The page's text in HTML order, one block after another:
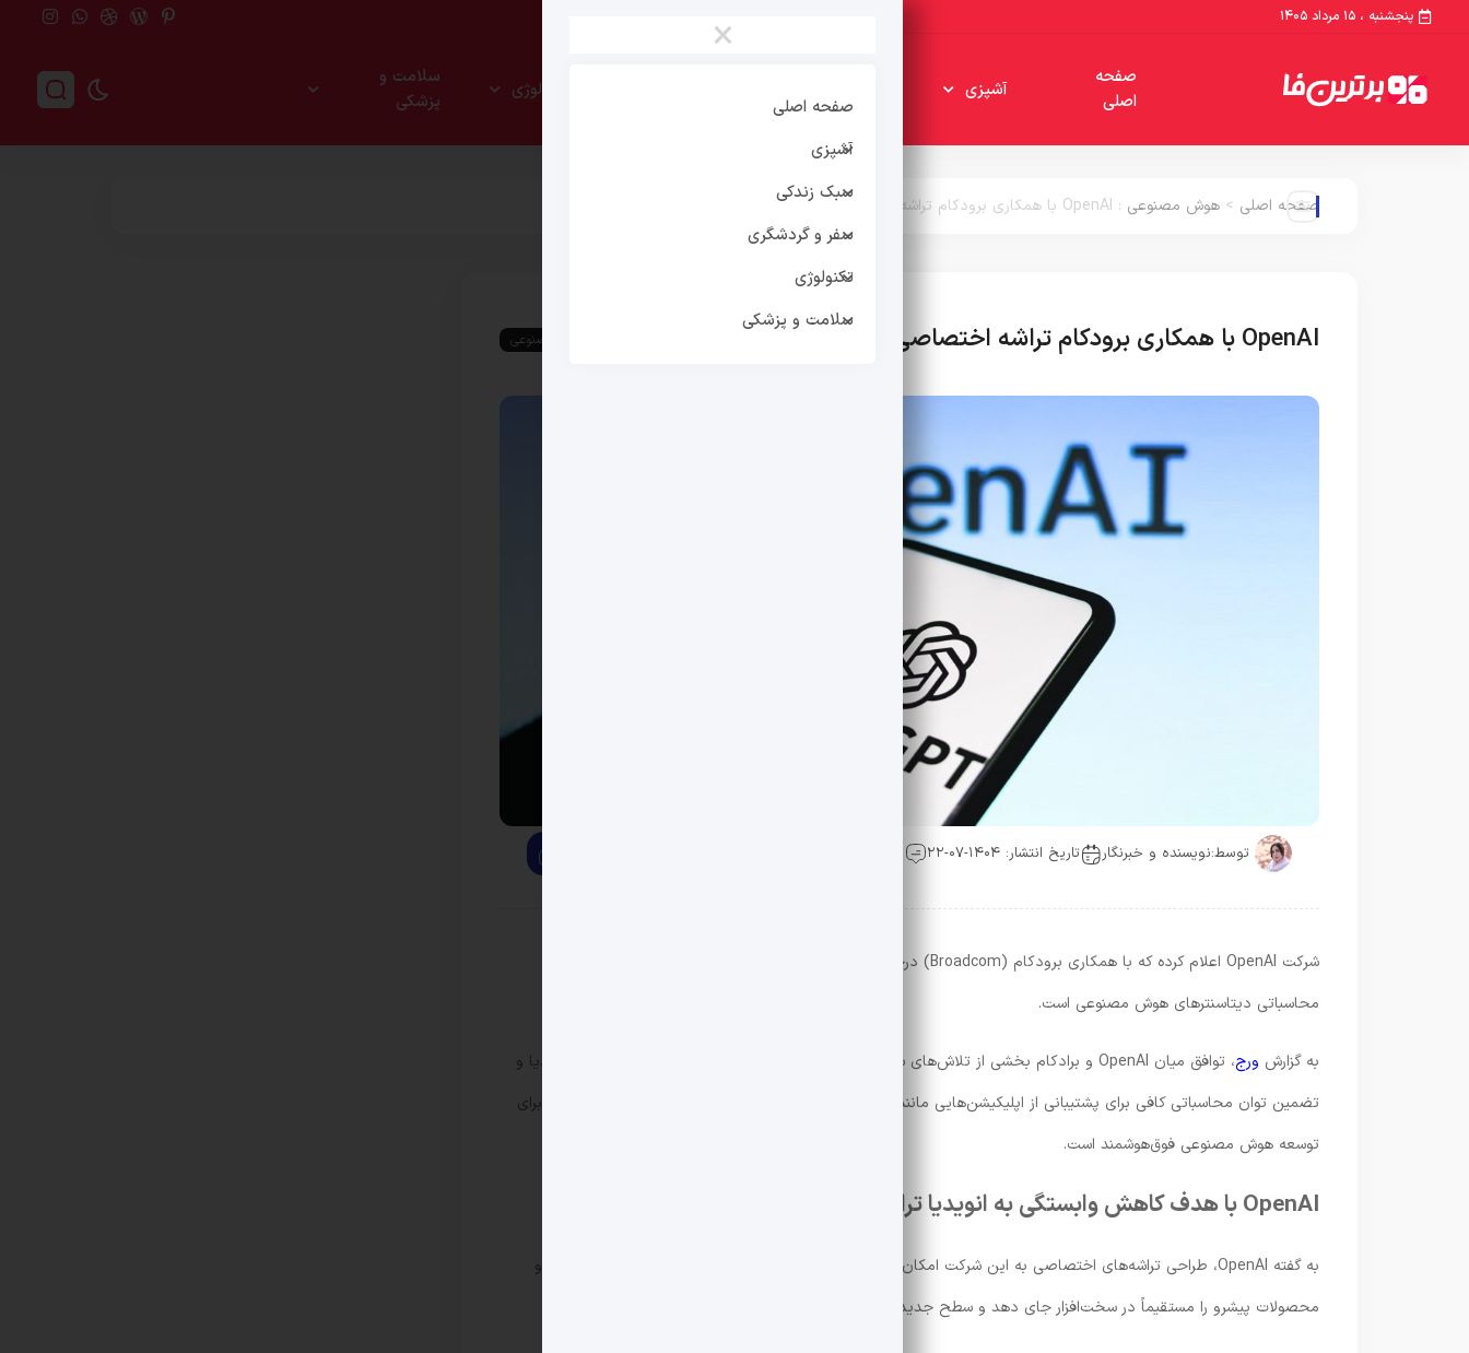
پنجشنبه ، ۱۵ مرداد ۱۴۰۵
صفحه
اصلی
آشپزی تکنولوژی
سلامت و
پزشکی
×
صفحه اصلی
آشپزی
سبک زندکی
سفر و گردشگری
تکنولوژی
سلامت و پزشکی
صفحه اصلی > هوش مصنوعی : OpenAI با همکاری برودکام تراشه اختصاصی هوش مصنوعی می‌سازد
OpenAI با همکاری برودکام تراشه اختصاصی هوش مصنوعی می‌سازد هوش مصنوعی
توسط:نویسنده و خبرنگار تاریخ انتشار: ۱۴۰۴-۰۷-۲۲
شرکت OpenAI اعلام کرده که با همکاری برودکام (Broadcom) درحال توسعه تراشه‌های اختصاصی خود برای تأمین توان
محاسباتی دیتاسنترهای هوش مصنوعی است.
به گزارش ورج
، توافق میان OpenAI و برادکام بخشی از تلاش‌های سازنده ChatGPT برای کاهش وابستگی به تراشه‌های انویدیا و
تضمین توان محاسباتی کافی برای پشتیبانی از اپلیکیشن‌هایی مانند ChatGPT و Sora و همچنین تحقق مأموریت OpenAI برای
توسعه هوش مصنوعی فوق‌هوشمند است.
OpenAI با هدف کاهش وابستگی به انویدیا تراشه اختصاصی می‌سازد
به گفته OpenAI، طراحی تراشه‌های اختصاصی به این شرکت امکان می‌دهد تا دانش و تجربه به‌دست‌آمده از توسعه مدل‌ها و
محصولات پیشرو را مستقیماً در سخت‌افزار جای دهد و سطح جدیدی از توانایی و هوشمندی را آزاد کند.